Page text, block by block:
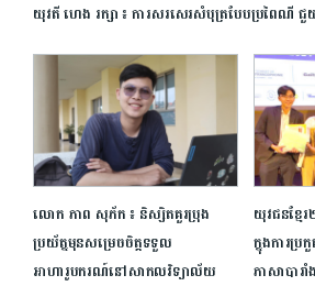
យុវតី ហេង រក្សា ៖ ការសរសេរសំបុត្របែបប្រពៃណី ជួ
លោក ភាព សុភ័ក ៖ និស្សិតគួរប្រុង
ប្រយ័ត្នមុនសម្រេចចិត្តទទួល
អាហារូបករណ៍នៅសាកលវិទ្យាល័យ
យុវជនខ្ម
ក្នុងការប្រ
ភាសាបារ